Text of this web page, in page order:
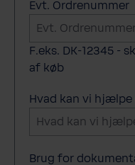
Evt. Ordrenummer
F.eks. DK-12345 -
af køb
Hvad kan vi hjælpe
Brug for